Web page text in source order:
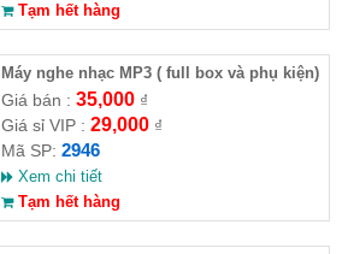
Tạm hết hàng
Máy nghe nhạc MP3 ( full box và phụ kiện)
Giá bán : 35,000₫
Giá sỉ VIP : 29,000₫
Mã SP: 2946
Xem chi tiết
Tạm hết hàng